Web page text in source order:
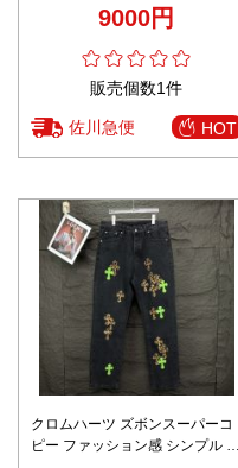
9000円
販売個数1件
佐川急便 HOT
クロムハーツ ズボンスーパーコ
ピー ファッション感 シンプル 筒